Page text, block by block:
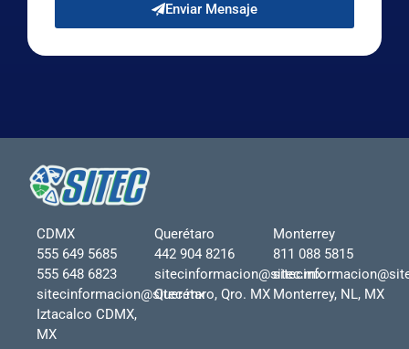
Enviar Mensaje
CDMX
555 649 5685
555 648 6823
sitecinformacion@sitec.mx
Iztacalco CDMX,
MX
Querétaro
442 904 8216
sitecinformacion@sitec.mx
Querétaro, Qro. MX
Monterrey
811 088 5815
Monterrey, NL, MX